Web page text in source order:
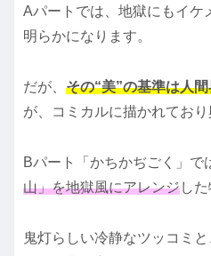
Aパートでは、地獄にもイケ
明らかになります。
だが、 その“美”の基準は人
が、コミカルに描かれており
Bパート「かちかぢごく」で
山」を地獄風にアレンジし
鬼灯らしい冷静なツッコミ